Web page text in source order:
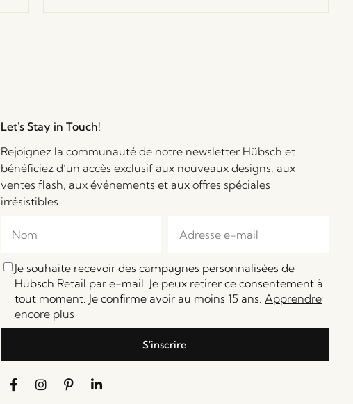
Let's Stay in Touch!
Rejoignez la communauté de notre newsletter Hübsch et
bénéficiez d’un accès exclusif aux nouveaux designs, aux
ventes flash, aux événements et aux offres spéciales
irrésistibles.
Je souhaite recevoir des campagnes personnalisées de
Hübsch Retail par e-mail. Je peux retirer ce consentement à
tout moment. Je confirme avoir au moins 15 ans.Apprendre
encore plus
S'inscrire